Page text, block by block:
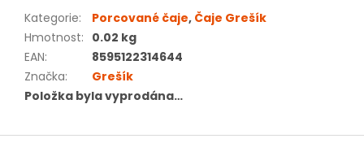
Kategorie: Porcované čaje, Čaje Grešík
Hmotnost: 0.02 kg
EAN:
8595122314644
Značka:
Grešík
Položka byla vyprodána…
Z